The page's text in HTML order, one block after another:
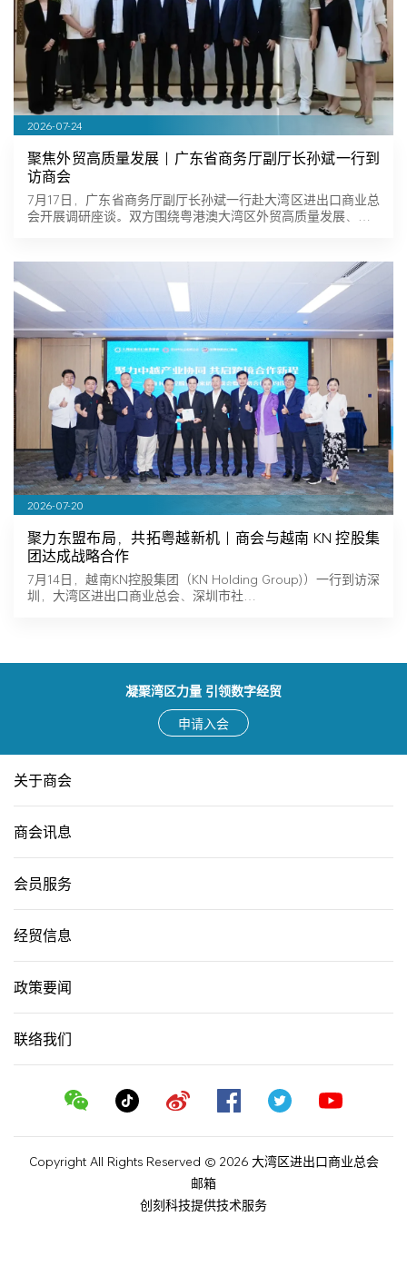
2026-07-24
聚焦外贸高质量发展｜广东省商务厅副厅长孙斌一行到
访商会
7月17日，广东省商务厅副厅长孙斌一行赴大湾区进出口商业总
会开展调研座谈。双方围绕粤港澳大湾区外贸高质量发展、…
2026-07-20
聚力东盟布局，共拓粤越新机｜商会与越南 KN 控股集
团达成战略合作
7月14日，越南KN控股集团（KN Holding Group)）一行到访深
圳，大湾区进出口商业总会、深圳市社…
凝聚湾区力量 引领数字经贸
申请入会
关于商会
商会讯息
会员服务
经贸信息
政策要闻
联络我们
Copyright All Rights Reserved © 2026 大湾区进出口商业总会
邮箱
创刻科技提供技术服务